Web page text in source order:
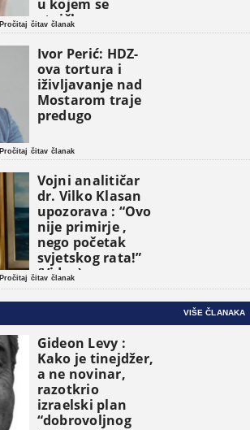
u kojem se
etničke grupe
pojavljuju kao
osnovne
političke jedinice
Pročitaj čitav članak
Ivor Perić: HDZ-
ova tortura i
iživljavanje nad
Mostarom traje
predugo
Pročitaj čitav članak
Vojni analitičar
dr. Vilko Klasan
upozorava : “Ovo
nije primirje ,
nego početak
svjetskog rata!”
(Video)
Pročitaj čitav članak
VIŠE ČLANAKA
Gideon Levy :
Kako je tinejdžer,
a ne novinar,
razotkrio
izraelski plan
“dobrovoljnog